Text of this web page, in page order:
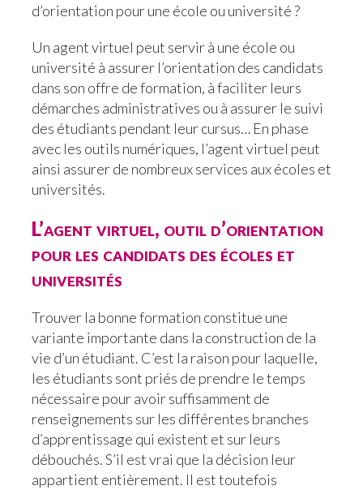
d’orientation pour une école ou université ?
Un agent virtuel peut servir à une école ou
université à assurer l’orientation des candidats
dans son offre de formation, à faciliter leurs
démarches administratives ou à assurer le suivi
des étudiants pendant leur cursus… En phase
avec les outils numériques, l’agent virtuel peut
ainsi assurer de nombreux services aux écoles et
universités.
L’agent virtuel, outil d’orientation
pour les candidats des écoles et
universités
Trouver la bonne formation constitue une
variante importante dans la construction de la
vie d’un étudiant. C’est la raison pour laquelle,
les étudiants sont priés de prendre le temps
nécessaire pour avoir suffisamment de
renseignements sur les différentes branches
d’apprentissage qui existent et sur leurs
débouchés. S’il est vrai que la décision leur
appartient entièrement. Il est toutefois